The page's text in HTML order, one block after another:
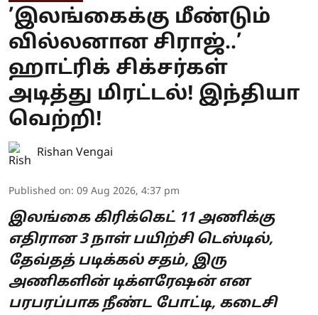
’இலங்கைக்கு மீண்டும்
வில்லனான சிராஜ்..’
ஹாட்ரிக் சிக்சர்கள்
அடித்து மிரட்டல்! இந்தியா
வெற்றி!
Rishan Vengai
Published on: 09 Aug 2026, 4:37 pm
இலங்கை கிரிக்கெட் 11 அணிக்கு
எதிரான 3 நாள் பயிற்சி டெஸ்டில்,
தேவ்தத் படிக்கல் சதம், இரு
அணிகளின் டிக்ளரேஷன் என
பரபரப்பாக நீண்ட போட்டி, கடைசி